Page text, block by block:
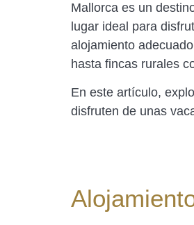
Mallorca es un
lugar ideal para
alojamiento
hasta fincas rurales
En este artículo,
disfruten de unas